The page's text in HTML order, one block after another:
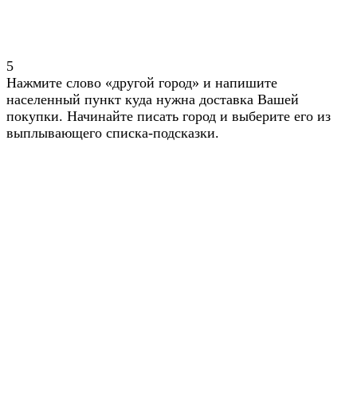
5
Нажмите слово «другой город» и напишите
населенный пункт куда нужна доставка Вашей
покупки. Начинайте писать город и выберите его из
выплывающего списка-подсказки.